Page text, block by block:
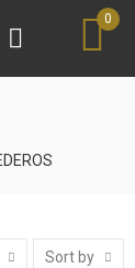
0
Sort by